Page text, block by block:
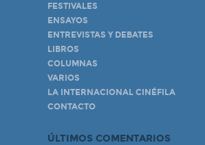
FESTIVALES
ENSAYOS
ENTREVISTAS Y DEBATES
LIBROS
COLUMNAS
VARIOS
LA INTERNACIONAL CINÉFILA
CONTACTO
ÚLTIMOS COMENTARIOS